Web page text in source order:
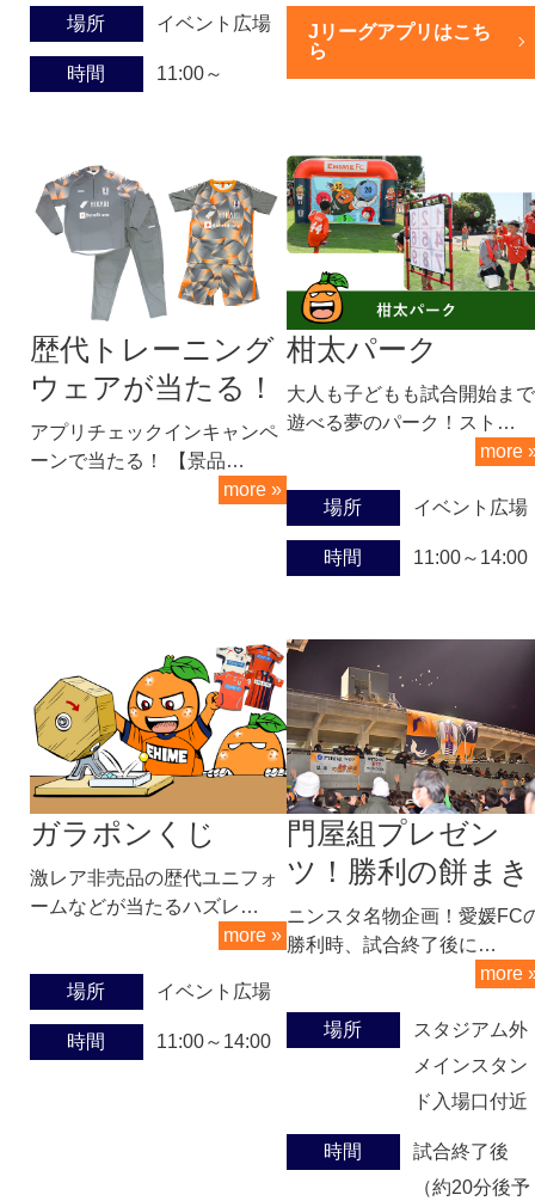
場所 イベント広場
時間 11:00～
Jリーグアプリはこち
ら
歴代トレーニング
ウェアが当たる！
アプリチェックインキャンペ
ーンで当たる！ 【景品…
more »
柑太パーク
大人も子どもも試合開始まで
遊べる夢のパーク！スト…
more
場所 イベント広場
時間 11:00～14:00
ガラポンくじ
激レア非売品の歴代ユニフォ
ームなどが当たるハズレ…
more »
場所 イベント広場
時間 11:00～14:00
門屋組プレゼン
ツ！勝利の餅まき
ニンスタ名物企画！愛媛FC
勝利時、試合終了後に…
more
場所
スタジアム外
メインスタン
ド入場口付近
時間
試合終了後
（約20分後予